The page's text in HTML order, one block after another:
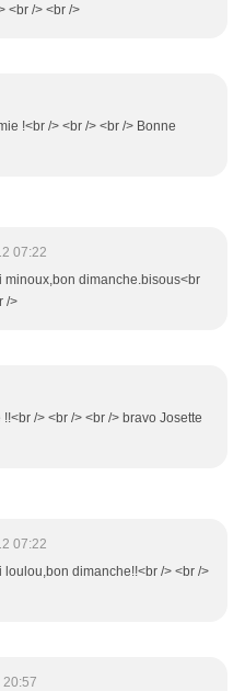
<br /> <br />
!<br /> <br /> <br /> Bonne
07:22
minoux,bon dimanche.bisous<br
/>
/> <br /> <br /> bravo Josette
07:22
loulou,bon dimanche!!<br /> <br />
20:57